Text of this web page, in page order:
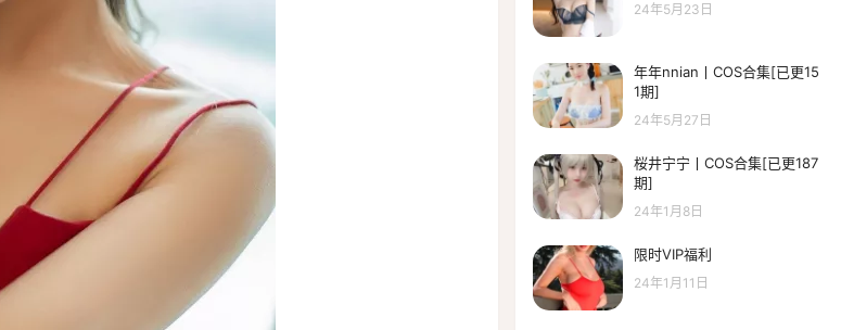
24年5月23日
年年nnian丨COS合集[已更15
1期]
24年5月27日
桜井宁宁丨COS合集[已更187
期]
24年1月8日
限时VIP福利
24年1月11日